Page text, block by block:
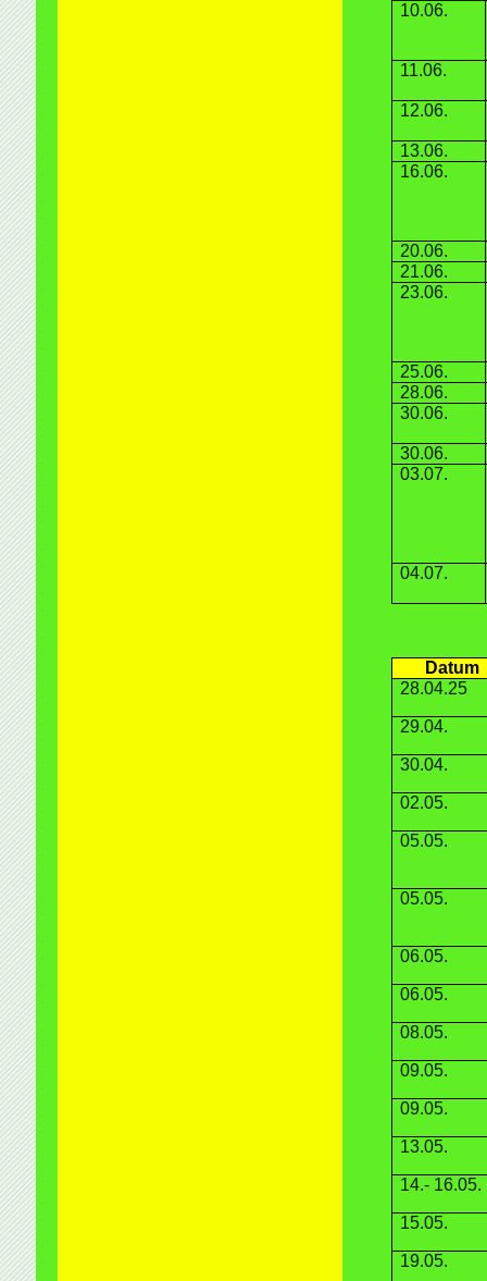
10.06.
11.06.
12.06.
13.06.
16.06.
20.06.
21.06.
23.06.
25.06.
28.06.
30.06.
30.06.
03.07.
04.07.
Datum
28.04.25
29.04.
30.04.
02.05.
05.05.
05.05.
06.05.
06.05.
08.05.
09.05.
09.05.
13.05.
14.- 16.05.
15.05.
19.05.